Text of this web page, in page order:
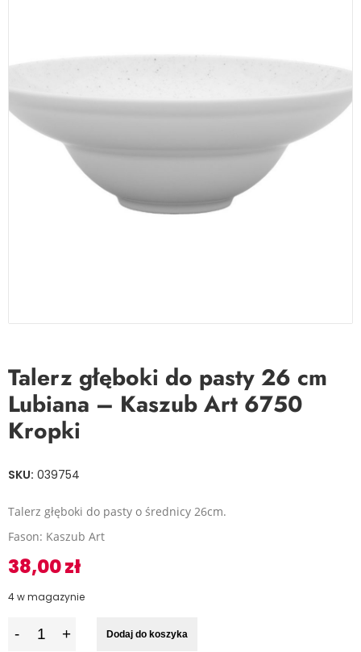
Talerz głęboki do pasty 26 cm
Lubiana – Kaszub Art 6750
Kropki
SKU: 039754
Talerz głęboki do pasty o średnicy 26cm.
Fason: Kaszub Art
38,00zł
4 w magazynie
Dodaj do koszyka